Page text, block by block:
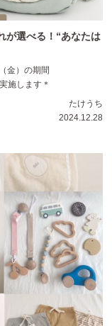
が選べる！“あなたは
金）の期間
施します＊
たけうち
2024.12.28